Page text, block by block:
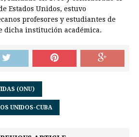
Estados Unidos, estuvo
profesores y estudiantes de
dicha institución académica.
(ONU)
UNIDOS-CUBA